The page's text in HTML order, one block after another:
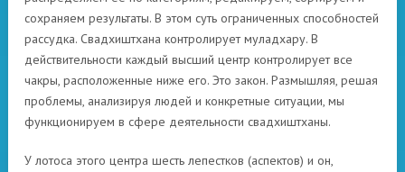
сохраняем результаты. В этом суть ограниченных способностей
рассудка. Свадхиштхана контролирует муладхару. В
действительности каждый высший центр контролирует все
чакры, расположенные ниже его. Это закон. Размышляя, решая
проблемы, анализируя людей и конкретные ситуации, мы
функционируем в сфере деятельности свадхиштханы.
У лотоса этого центра шесть лепестков (аспектов) и он,